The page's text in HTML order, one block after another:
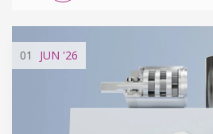
01 JUN '26